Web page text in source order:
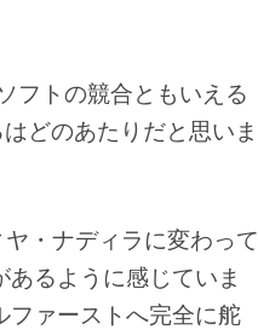
フトの競合ともいえる
どのあたりだと思いま
・ナディラに変わって
るように感じていま
ファーストへ完全に舵